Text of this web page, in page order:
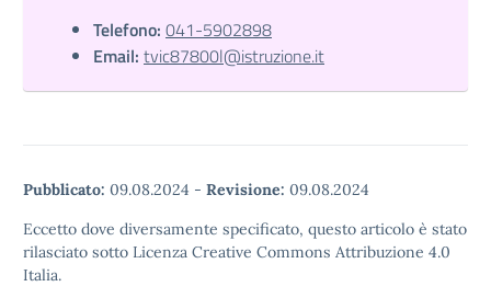
Telefono: 041-5902898
Email: tvic87800l@istruzione.it
Pubblicato: 09.08.2024 - Revisione: 09.08.2024
Eccetto dove diversamente specificato, questo articolo è stato
rilasciato sotto Licenza Creative Commons Attribuzione 4.0
Italia.